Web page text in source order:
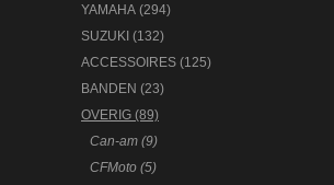
YAMAHA (294)
SUZUKI (132)
ACCESSOIRES (125)
BANDEN (23)
OVERIG (89)
Can-am (9)
CFMoto (5)